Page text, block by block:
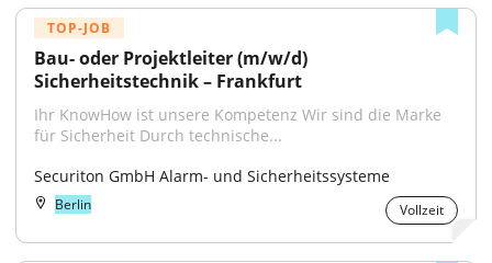
TOP-JOB
Bau- oder Projektleiter (m/w/d)
Sicherheitstechnik – Frankfurt
Ihr KnowHow ist unsere Kompetenz Wir sind die Marke
für Sicherheit Durch technische...
Securiton GmbH Alarm- und Sicherheitssysteme
Berlin Vollzeit